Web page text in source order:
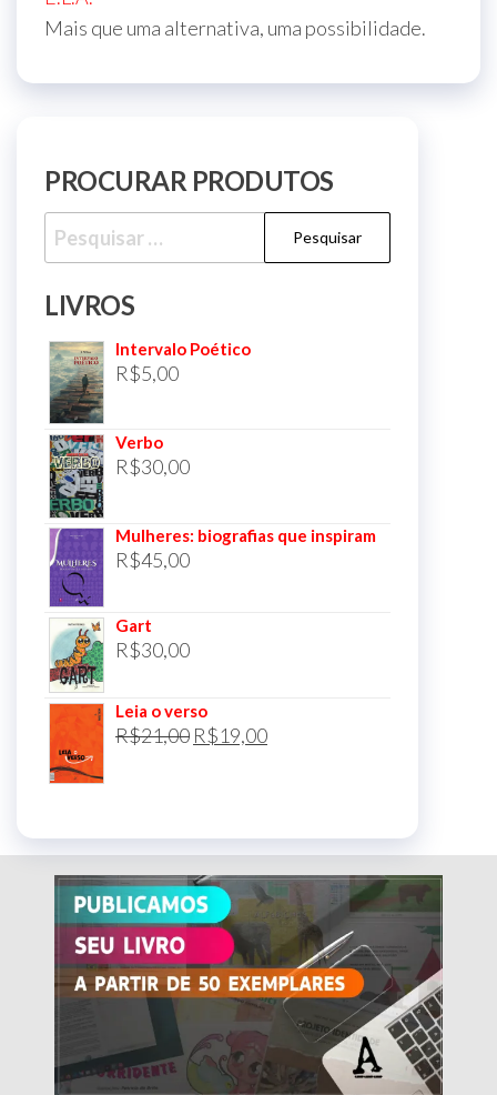
Mais que uma alternativa, uma possibilidade.
PROCURAR PRODUTOS
Pesquisar
por:
LIVROS
Intervalo Poético
R$5,00
Verbo
R$30,00
Mulheres: biografias que inspiram
R$45,00
Gart
R$30,00
Leia o verso
R$21,00 O
R$19,00O